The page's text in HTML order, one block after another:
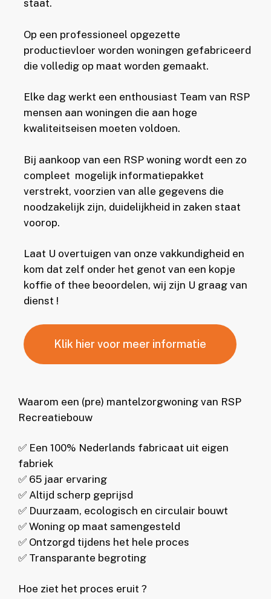
staat.
Op een professioneel opgezette
productievloer worden woningen gefabriceerd
die volledig op maat worden gemaakt.
Elke dag werkt een enthousiast Team van RSP
mensen aan woningen die aan hoge
kwaliteitseisen moeten voldoen.
Bij aankoop van een RSP woning wordt een zo
compleet mogelijk informatiepakket
verstrekt, voorzien van alle gegevens die
noodzakelijk zijn, duidelijkheid in zaken staat
voorop.
Laat U overtuigen van onze vakkundigheid en
kom dat zelf onder het genot van een kopje
koffie of thee beoordelen, wij zijn U graag van
dienst !
Klik hier voor meer informatie
Waarom een (pre) mantelzorgwoning van RSP
Recreatiebouw
✅ Een 100% Nederlands fabricaat uit eigen
fabriek
✅ 65 jaar ervaring
✅ Altijd scherp geprijsd
✅ Duurzaam, ecologisch en circulair bouwt
✅ Woning op maat samengesteld
✅ Ontzorgd tijdens het hele proces
✅ Transparante begroting
Hoe ziet het proces eruit ?